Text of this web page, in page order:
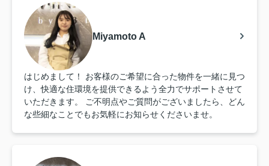
Miyamoto A
はじめまして！ お客様のご希望に合った物件を一緒に見つ
け、快適な住環境を提供できるよう全力でサポートさせて
いただきます。 ご不明点やご質問がございましたら、どん
な些細なことでもお気軽にお知らせくださいませ。